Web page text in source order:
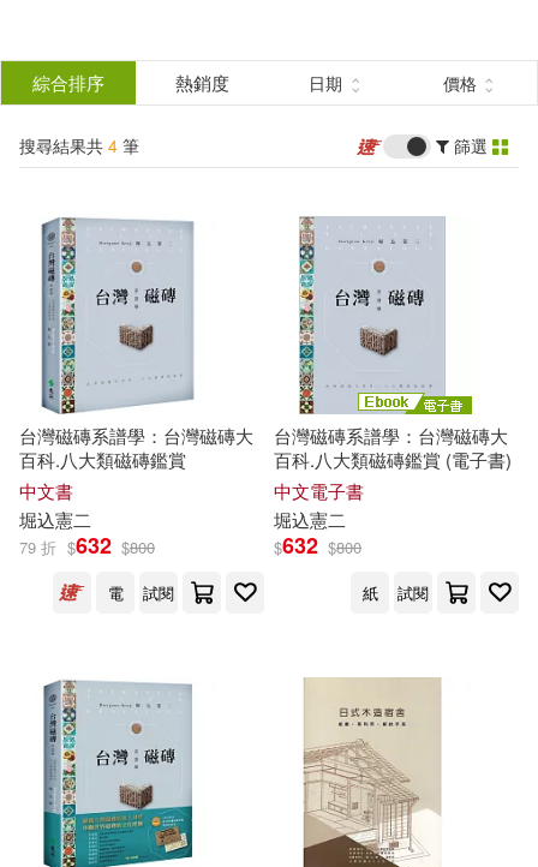
結
分類 (單選)
所有商品(4) 圖書(3)
電子書(1)
作者 (可複選)
堀込憲二(4)
中原大學建築學系(1)
遠流(3) 文化部文化資產局(1)
配送方式 (可複選)
綜合排序 熱銷度 日期 價格
搜尋結果共 4 筆 篩選
台灣磁磚系譜學：台灣磁磚大
百科.八大類磁磚鑑賞
中文書
堀込憲二
79 折 $632 $800
電
試閱
台灣磁磚系譜學：台灣磁磚大
百科.八大類磁磚鑑賞 (電子書)
中文電子書
堀込憲二
$632 $800
紙
試閱